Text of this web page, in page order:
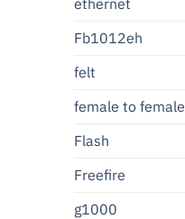
Fb1012eh
felt
female to female
Flash
Freefire
g1000